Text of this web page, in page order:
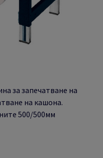
за запечатване на
на кашона.
500/500мм